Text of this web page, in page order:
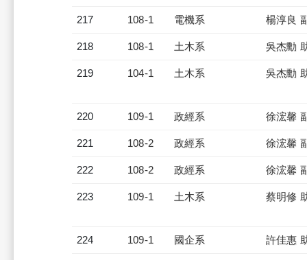
217 108-1 電機系 楊淳良
218 108-1 土木系 吳杰勳
219 104-1 土木系 吳杰勳
220 109-1 政經系 徐浤馨
221 108-2 政經系 徐浤馨
222 108-2 政經系 徐浤馨
223 109-1 土木系 蔡明修
224 109-1 國企系 許佳惠